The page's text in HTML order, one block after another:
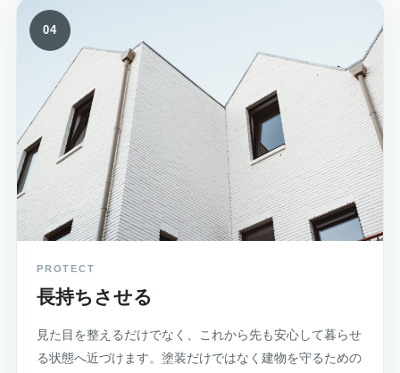
04
PROTECT
長持ちさせる
見た目を整えるだけでなく、これから先も安心して暮らせ
る状態へ近づけます。塗装だけではなく建物を守るための